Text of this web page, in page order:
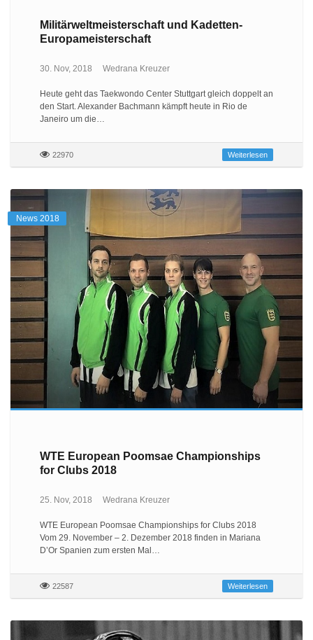
Militärweltmeisterschaft und Kadetten-
Europameisterschaft
30. Nov, 2018 Wedrana Kreuzer
Heute geht das Taekwondo Center Stuttgart gleich doppelt an
den Start. Alexander Bachmann kämpft heute in Rio de
Janeiro um die…
22970 Weiterlesen
News 2018
WTE European Poomsae Championships
for Clubs 2018
25. Nov, 2018 Wedrana Kreuzer
WTE European Poomsae Championships for Clubs 2018
Vom 29. November – 2. Dezember 2018 finden in Mariana
D’Or Spanien zum ersten Mal…
22587 Weiterlesen